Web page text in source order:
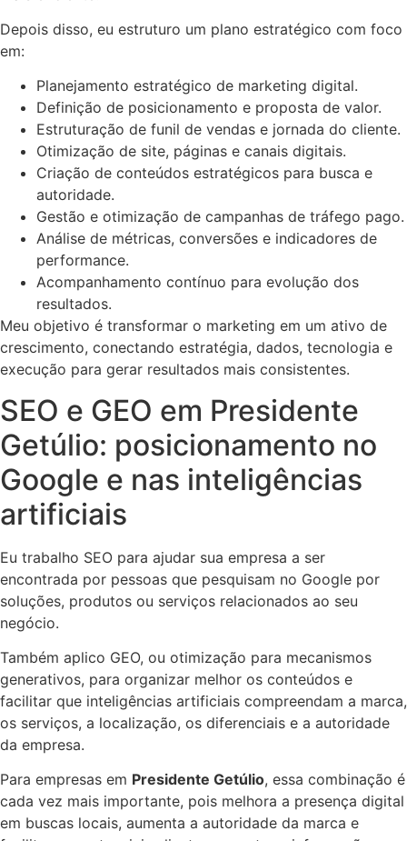
Depois disso, eu estruturo um plano estratégico com foco
em:
Planejamento estratégico de marketing digital.
Definição de posicionamento e proposta de valor.
Estruturação de funil de vendas e jornada do cliente.
Otimização de site, páginas e canais digitais.
Criação de conteúdos estratégicos para busca e
autoridade.
Gestão e otimização de campanhas de tráfego pago.
Análise de métricas, conversões e indicadores de
performance.
Acompanhamento contínuo para evolução dos
resultados.
Meu objetivo é transformar o marketing em um ativo de
crescimento, conectando estratégia, dados, tecnologia e
execução para gerar resultados mais consistentes.
SEO e GEO em Presidente
Getúlio: posicionamento no
Google e nas inteligências
artificiais
Eu trabalho SEO para ajudar sua empresa a ser
encontrada por pessoas que pesquisam no Google por
soluções, produtos ou serviços relacionados ao seu
negócio.
Também aplico GEO, ou otimização para mecanismos
generativos, para organizar melhor os conteúdos e
facilitar que inteligências artificiais compreendam a marca,
os serviços, a localização, os diferenciais e a autoridade
da empresa.
Para empresas em Presidente Getúlio, essa combinação é
cada vez mais importante, pois melhora a presença digital
em buscas locais, aumenta a autoridade da marca e